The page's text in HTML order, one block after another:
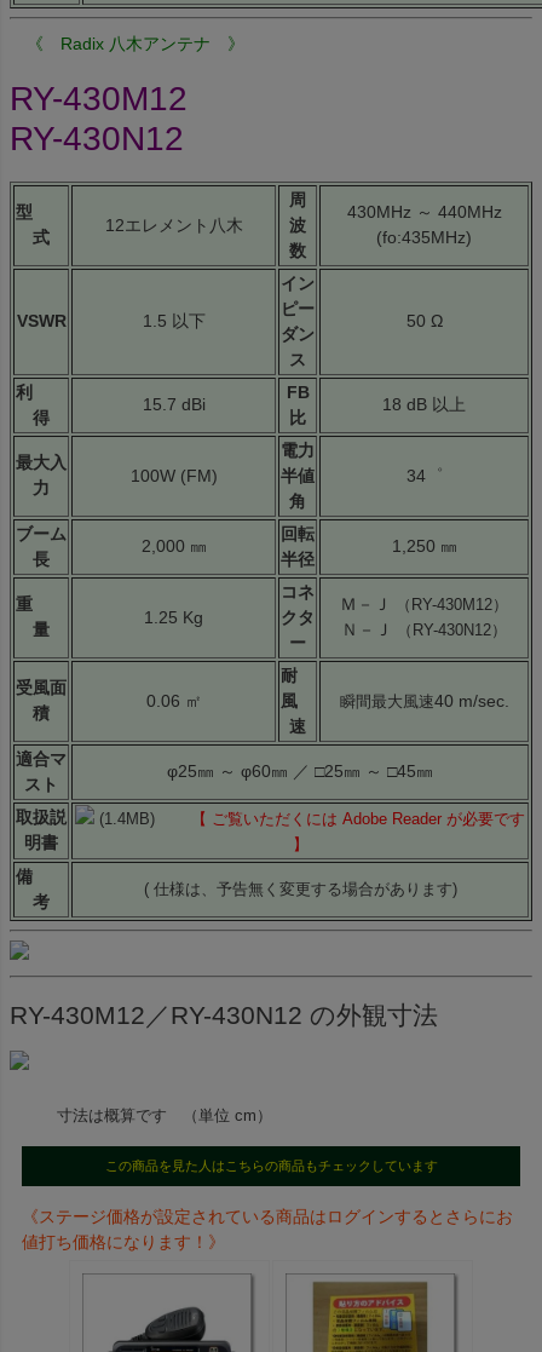
《 Radix 八木アンテナ 》
RY-430M12
RY-430N12
型
式
12エレメント八木
周
波
数
430MHz ～ 440MHz
(fo:435MHz)
VSWR 1.5 以下
イン
ピー
ダン
ス
50 Ω
利
得
15.7 dBi
FB
比
18 dB 以上
最大入
力
100W (FM)
電力
半値
角
34゜
ブーム
長
2,000 ㎜
回転
半径
1,250 ㎜
重
量
1.25 Kg
コネ
クタ
ー
Ｍ－Ｊ （RY-430M12）
Ｎ－Ｊ （RY-430N12）
受風面
積
0.06 ㎡
耐
風
速
瞬間最大風速40 m/sec.
適合マ
スト
φ25㎜ ～ φ60㎜ ／ □25㎜ ～ □45㎜
取扱説
明書
(1.4MB)
【 ご覧いただくには Adobe Reader が必要です
】
備
考
( 仕様は、予告無く変更する場合があります)
RY-430M12／RY-430N12 の外観寸法
寸法は概算です （単位 cm）
この商品を見た人はこちらの商品もチェックしています
《ステージ価格が設定されている商品はログインするとさらにお
値打ち価格になります！》